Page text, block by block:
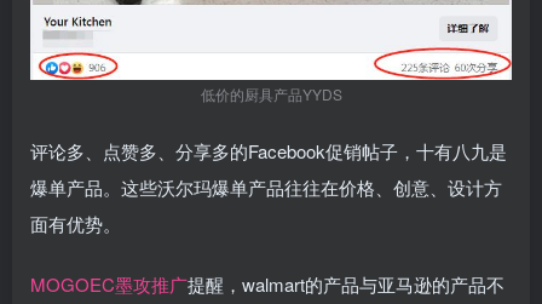
低价的厨具产品YYDS
评论多、点赞多、分享多的Facebook促销帖子，十有八九是
爆单产品。这些沃尔玛爆单产品往往在价格、创意、设计方
面有优势。
MOGOEC墨攻推广提醒，walmart的产品与亚马逊的产品不